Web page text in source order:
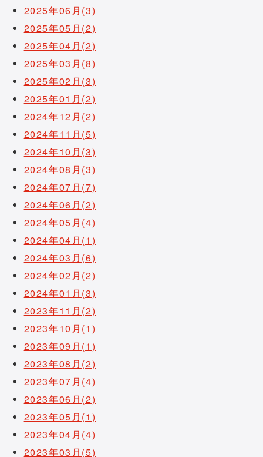
2025年06月(3)
2025年05月(2)
2025年04月(2)
2025年03月(8)
2025年02月(3)
2025年01月(2)
2024年12月(2)
2024年11月(5)
2024年10月(3)
2024年08月(3)
2024年07月(7)
2024年06月(2)
2024年05月(4)
2024年04月(1)
2024年03月(6)
2024年02月(2)
2024年01月(3)
2023年11月(2)
2023年10月(1)
2023年09月(1)
2023年08月(2)
2023年07月(4)
2023年06月(2)
2023年05月(1)
2023年04月(4)
2023年03月(5)